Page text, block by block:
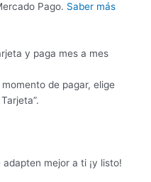
Pago. Saber más
y paga mes a mes
de pagar, elige
mejor a ti ¡y listo!